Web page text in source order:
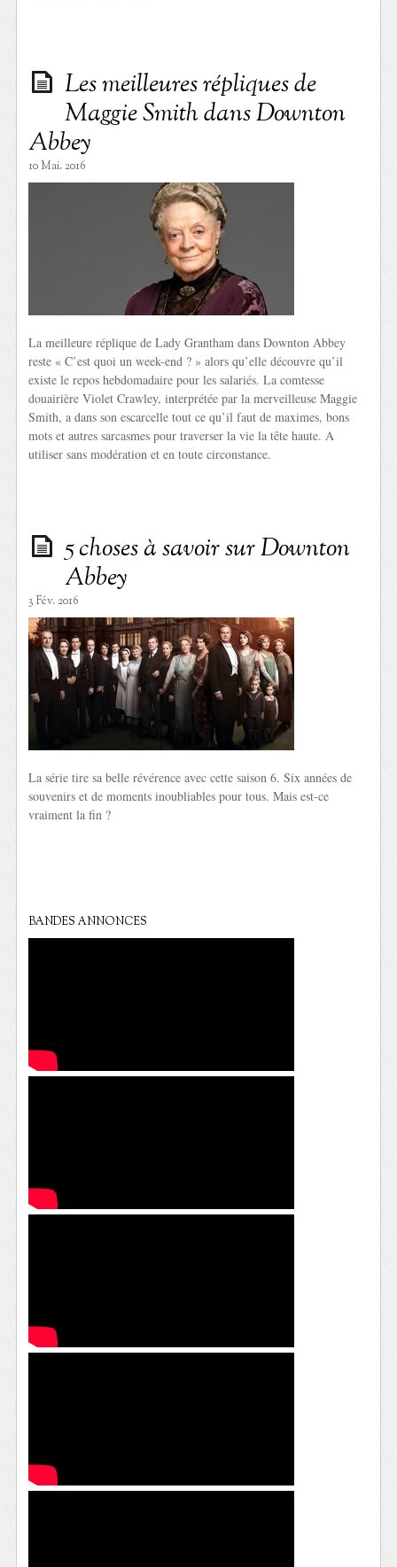
Les meilleures répliques de
Maggie Smith dans Downton
Abbey
10 Mai. 2016
La meilleure réplique de Lady Grantham dans Downton Abbey
reste « C’est quoi un week-end ? » alors qu’elle découvre qu’il
existe le repos hebdomadaire pour les salariés. La comtesse
douairière Violet Crawley, interprétée par la merveilleuse Maggie
Smith, a dans son escarcelle tout ce qu’il faut de maximes, bons
mots et autres sarcasmes pour traverser la vie la tête haute. A
utiliser sans modération et en toute circonstance.
5 choses à savoir sur Downton
Abbey
3 Fév. 2016
La série tire sa belle révérence avec cette saison 6. Six années de
souvenirs et de moments inoubliables pour tous. Mais est-ce
vraiment la fin ?
BANDES ANNONCES